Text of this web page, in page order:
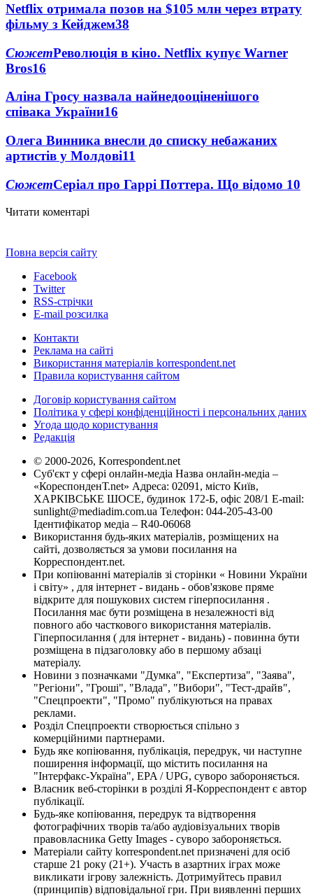
Netflix отримала позов на $105 млн через втрату
фільму з Кейджем38
СюжетРеволюція в кіно. Netflix купує Warner
Bros16
Аліна Гросу назвала найнедооціненішого
співака України16
Олега Винника внесли до списку небажаних
артистів у Молдові11
СюжетСеріал про Гаррі Поттера. Що відомо 10
Читати коментарі
Повна версія сайту
Facebook
Twitter
RSS-стрічки
E-mail розсилка
Контакти
Реклама на сайті
Використання матеріалів korrespondent.net
Правила користування сайтом
Договір користування сайтом
Політика у сфері конфіденційності і персональних даних
Угода щодо користування
Редакція
© 2000-2026, Korrespondent.net
Суб'єкт у сфері онлайн-медіа Назва онлайн-медіа –
«КореспонденТ.net» Адреса: 02091, місто Київ,
ХАРКІВСЬКЕ ШОСЕ, будинок 172-Б, офіс 208/1 E-mail:
sunlight@mediadim.com.ua Телефон: 044-205-43-00
Ідентифікатор медіа – R40-06068
Використання будь-яких матеріалів, розміщених на
сайті, дозволяється за умови посилання на
Корреспондент.net.
При копіюванні матеріалів зі сторінки « Новини України
і світу» , для інтернет - видань - обов'язкове пряме
відкрите для пошукових систем гіперпосилання .
Посилання має бути розміщена в незалежності від
повного або часткового використання матеріалів.
Гіперпосилання ( для інтернет - видань) - повинна бути
розміщена в підзаголовку або в першому абзаці
матеріалу.
Новини з позначками "Думка", "Експертиза", "Заява",
"Регіони", "Гроші", "Влада", "Вибори", "Тест-драйв",
"Спецпроекти", "Промо" публікуються на правах
реклами.
Розділ Спецпроекти створюється спільно з
комерційними партнерами.
Будь яке копіювання, публікація, передрук, чи наступне
поширення інформації, що містить посилання на
"Інтерфакс-Україна", EPA / UPG, суворо забороняється.
Власник веб-сторінки в розділі Я-Корреспондент є автор
публікації.
Будь-яке копіювання, передрук та відтворення
фотографічних творів та/або аудіовізуальних творів
правовласника Getty Images - суворо забороняється.
Матеріали сайту korrespondent.net призначені для осіб
старше 21 року (21+). Участь в азартних іграх може
викликати ігрову залежність. Дотримуйтесь правил
(принципів) відповідальної гри. При виявленні перших